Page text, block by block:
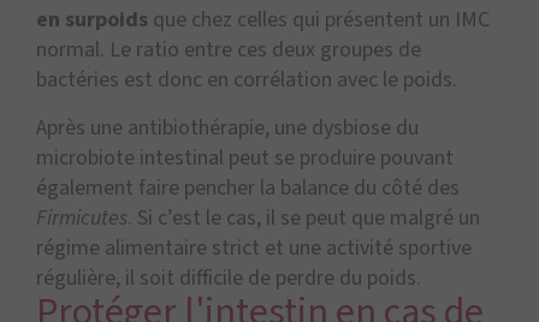
en surpoids que chez celles qui présentent un IMC
normal. Le ratio entre ces deux groupes de
bactéries est donc en corrélation avec le poids.
Après une antibiothérapie, une dysbiose du
microbiote intestinal peut se produire pouvant
également faire pencher la balance du côté des
Firmicutes. Si c’est le cas, il se peut que malgré un
régime alimentaire strict et une activité sportive
régulière, il soit difficile de perdre du poids.